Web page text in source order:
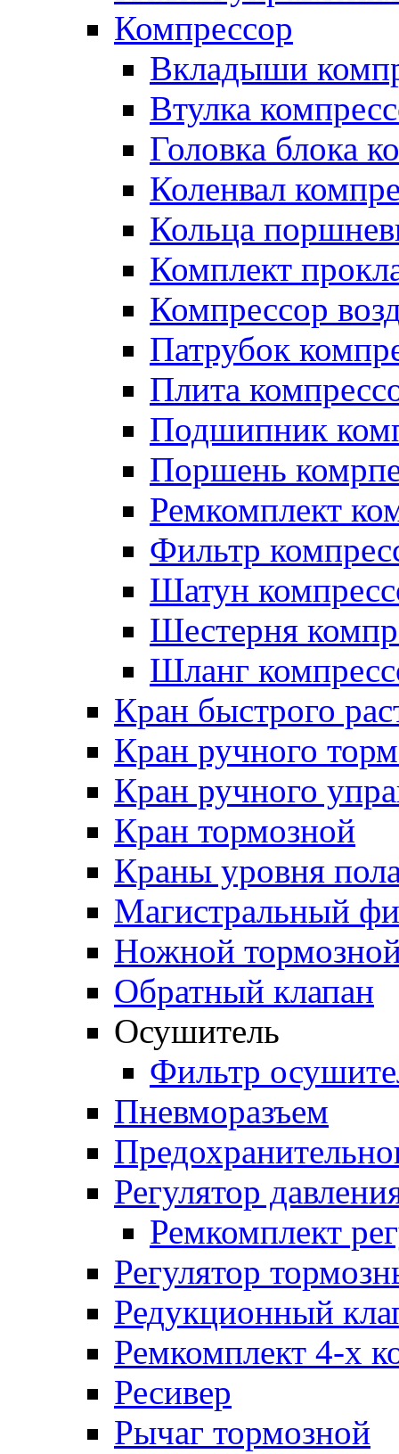
Компрессор
Вкладыши
Втулка
Головка блока
Коленвал
Кольца
Комплект
Компрессор
Патрубок
Плита
Подшипник
Поршень
Ремкомплект
Фильтр
Шатун
Шестерня
Шланг
Кран быстрого
Кран ручного
Кран ручного
Кран тормозной
Краны уровня
Магистральный
Ножной
Обратный клапан
Осушитель
Фильтр
Пневморазъем
Регулятор
Ремкомплект
Регулятор
Редукционный
Ремкомплект 4-х
Ресивер
Рычаг тормозной